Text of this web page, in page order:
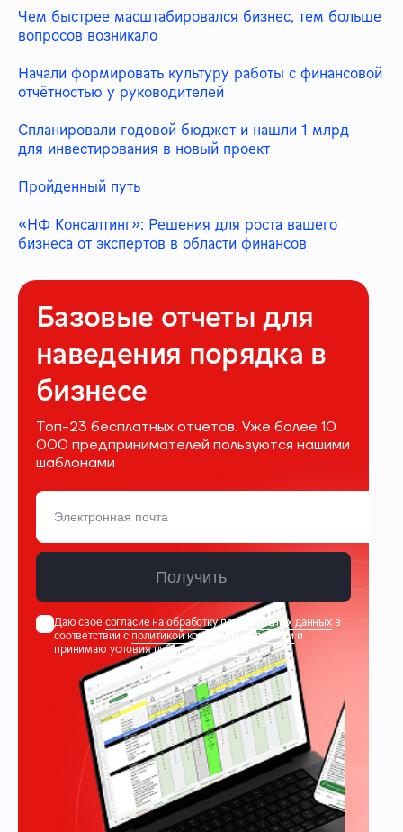
Чем быстрее масштабировался бизнес, тем больше
вопросов возникало
Начали формировать культуру работы с финансовой
отчётностью у руководителей
Спланировали годовой бюджет и нашли 1 млрд
для инвестирования в новый проект
Пройденный путь
«НФ Консалтинг»: Решения для роста вашего
бизнеса от экспертов в области финансов
Базовые отчеты для
наведения порядка в
бизнесе
Топ-23 бесплатных отчетов. Уже более 10
000 предпринимателей пользуются нашими
шаблонами
Получить
Даю свое согласие на обработку персональных данных в
соответствии сполитикой конфиденциальностии
принимаю условияпубличной оферты